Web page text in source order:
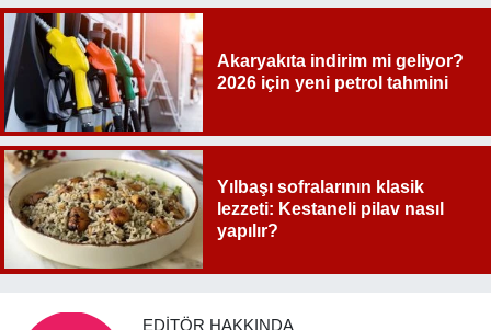
Akaryakıta indirim mi geliyor?
2026 için yeni petrol tahmini
Yılbaşı sofralarının klasik
lezzeti: Kestaneli pilav nasıl
yapılır?
EDITÖR HAKKINDA